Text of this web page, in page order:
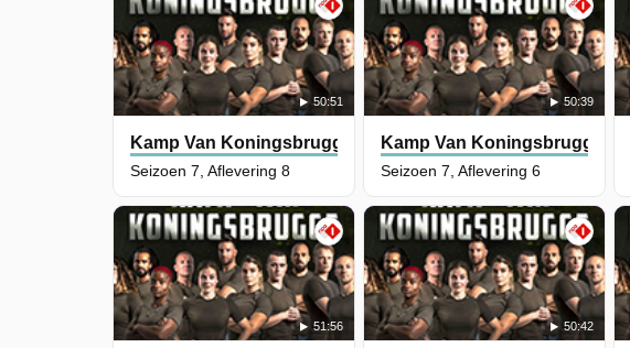
50:51
Kamp Van Koningsbrugge
Seizoen 7, Aflevering 8
50:39
Kamp Van Koningsbrugge
Seizoen 7, Aflevering 6
51:56 50:42